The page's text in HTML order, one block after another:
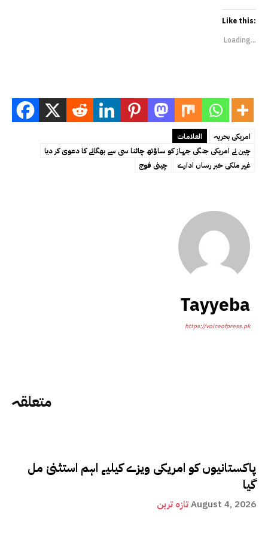
متعلقہ
پاکستانیوں کو امریکی ویزے کیلیے اہم استثنیٰ مل
گیا
تازہ ترینAugust 4, 2026
Like this:
Loading...
العلامات
امریکی بحریہ
چین نے امریکی جنگی جہاز کو ساؤتھ چائنا سی سے بھگانے کا دعویٰ کر دیا
چینی فوج
غیر ملکی خبر رساں ادارے
Tayyeba
https://voiceofpress.pk